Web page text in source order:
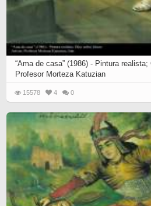
“Ama de casa” (1986) - Pintura
Profesor Morteza Katuzian
15578 4 0